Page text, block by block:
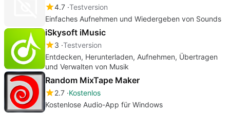
4.7 Testversion
Einfaches Aufnehmen und Wiedergeben von Sounds
iSkysoft iMusic
3 Testversion
Entdecken, Herunterladen, Aufnehmen, Übertragen
und Verwalten von Musik
Random MixTape Maker
2.7 Kostenlos
Kostenlose Audio-App für Windows